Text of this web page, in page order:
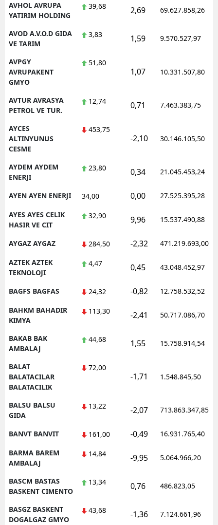
AVHOL AVRUPA
YATIRIM HOLDING
39,68 2,69 69.627.858,26
AVOD A.V.O.D GIDA
VE TARIM
3,83 1,59 9.570.527,97
AVPGY
AVRUPAKENT
GMYO
51,80
1,07 10.331.507,80
AVTUR AVRASYA
PETROL VE TUR.
12,74 0,71 7.463.383,75
AYCES
ALTINYUNUS
CESME
453,75
-2,10 30.146.105,50
AYDEM AYDEM
ENERJI
23,80 0,34 21.045.453,24
AYEN AYEN ENERJI 34,00 0,00 27.525.395,28
AYES AYES CELIK
HASIR VE CIT
32,90 9,96 15.537.490,88
AYGAZ AYGAZ 284,50 -2,32 471.219.693,00
AZTEK AZTEK
TEKNOLOJI
4,47 0,45 43.048.452,97
BAGFS BAGFAS 24,32 -0,82 12.758.532,52
BAHKM BAHADIR
KIMYA
113,30 -2,41 50.717.086,70
BAKAB BAK
AMBALAJ
44,68 1,55 15.758.914,54
BALAT
BALATACILAR
BALATACILIK
72,00
-1,71 1.548.845,50
BALSU BALSU
GIDA
13,22 -2,07 713.863.347,85
BANVT BANVIT 161,00 -0,49 16.931.765,40
BARMA BAREM
AMBALAJ
14,84 -9,95 5.064.966,20
BASCM BASTAS
BASKENT CIMENTO
13,34 0,76 486.823,05
BASGZ BASKENT
DOGALGAZ GMYO
43,68 -1,36 7.124.661,96